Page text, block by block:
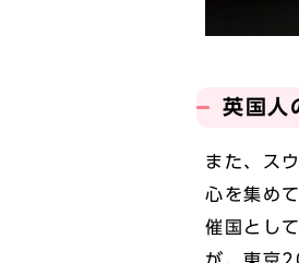
英国人
また、ス
心を集め
催国とし